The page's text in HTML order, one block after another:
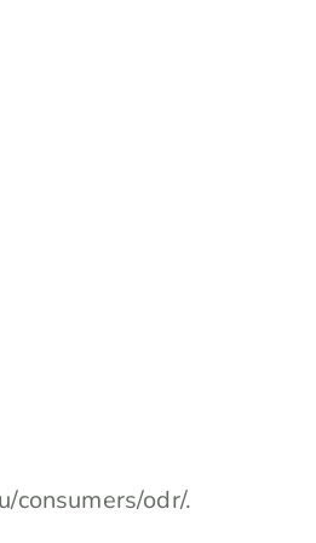
consumers/odr/.